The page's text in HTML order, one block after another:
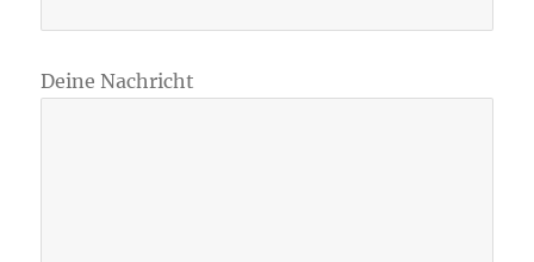
Deine Nachricht